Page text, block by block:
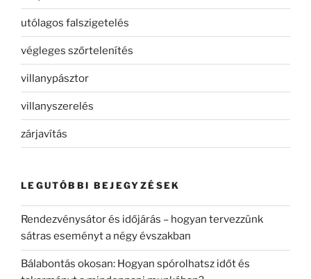
utólagos falszigetelés
végleges szőrtelenítés
villanypásztor
villanyszerelés
zárjavítás
LEGUTÓBBI BEJEGYZÉSEK
Rendezvénysátor és időjárás – hogyan tervezzünk
sátras eseményt a négy évszakban
Bálabontás okosan: Hogyan spórolhatsz időt és